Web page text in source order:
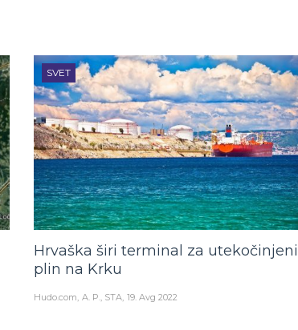
SVET
Hrvaška širi terminal za utekočinjeni
plin na Krku
Hudo.com A. P., STA 19. Avg 2022